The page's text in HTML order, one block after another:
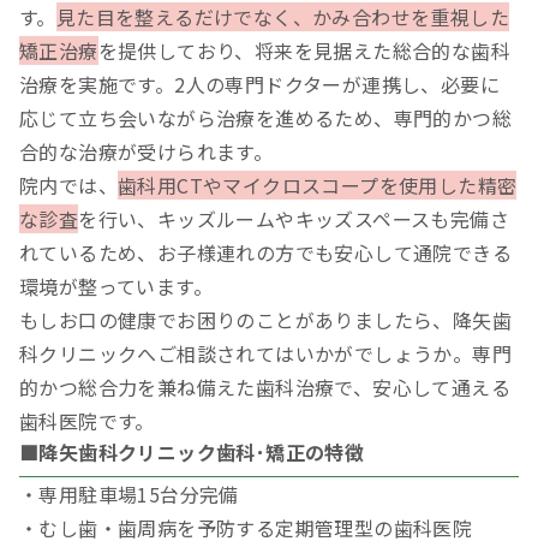
す。 見た目を整えるだけでなく、かみ合わせを重視した
矯正治療を提供しており、将来を見据えた総合的な歯科
治療を実施です。2人の専門ドクターが連携し、必要に
応じて立ち会いながら治療を進めるため、専門的かつ総
合的な治療が受けられます。
院内では、 歯科用CTやマイクロスコープを使用した精密
な診査を行い、キッズルームやキッズスペースも完備さ
れているため、お子様連れの方でも安心して通院できる
環境が整っています。
もしお口の健康でお困りのことがありましたら、降矢歯
科クリニックへご相談されてはいかがでしょうか。専門
的かつ総合力を兼ね備えた歯科治療で、安心して通える
歯科医院です。
■降矢歯科クリニック歯科･矯正の特徴
・専用駐車場15台分完備
・むし歯・歯周病を予防する定期管理型の歯科医院